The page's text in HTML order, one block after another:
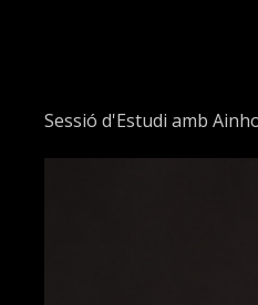
Sessió d'Estudi amb